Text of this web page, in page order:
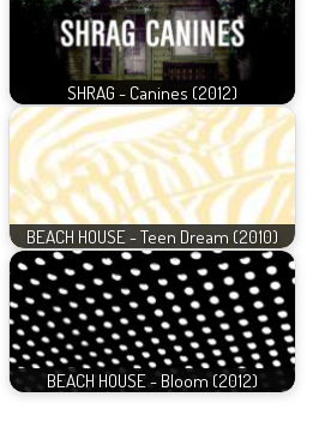
SHRAG - Canines (2012)
BEACH HOUSE - Teen Dream (2010)
BEACH HOUSE - Bloom (2012)